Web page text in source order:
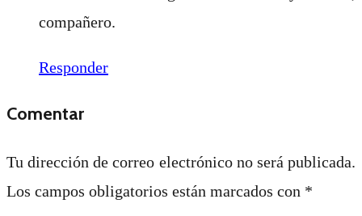
compañero.
Responder
Comentar
Tu dirección de correo electrónico no será publicada.
Los campos obligatorios están marcados con *